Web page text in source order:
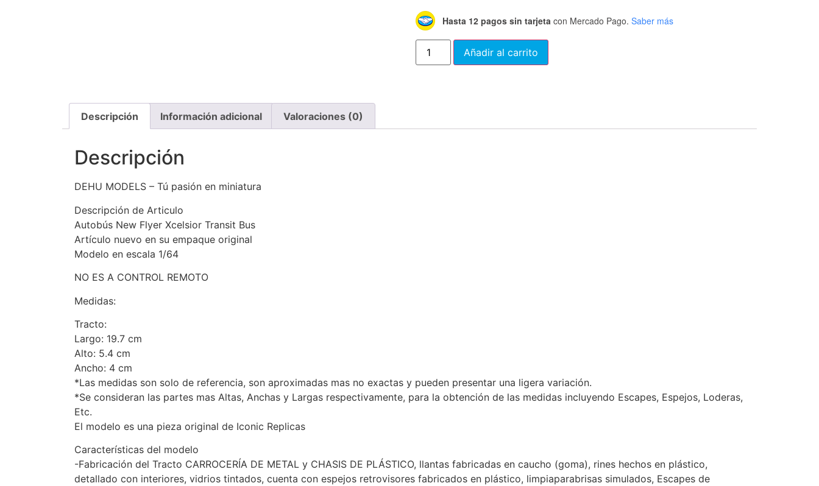
Hasta 12 pagos sin tarjeta con Mercado Pago. Saber más
Añadir al carrito
Descripción Información adicional Valoraciones (0)
Descripción
DEHU MODELS – Tú pasión en miniatura
Descripción de Articulo
Autobús New Flyer Xcelsior Transit Bus
Artículo nuevo en su empaque original
Modelo en escala 1/64
NO ES A CONTROL REMOTO
Medidas:
Tracto:
Largo: 19.7 cm
Alto: 5.4 cm
Ancho: 4 cm
*Las medidas son solo de referencia, son aproximadas mas no exactas y pueden presentar una ligera variación.
*Se consideran las partes mas Altas, Anchas y Largas respectivamente, para la obtención de las medidas incluyendo Escapes, Espejos, Loderas,
Etc.
El modelo es una pieza original de Iconic Replicas
Características del modelo
-Fabricación del Tracto CARROCERÍA DE METAL y CHASIS DE PLÁSTICO, llantas fabricadas en caucho (goma), rines hechos en plástico,
detallado con interiores, vidrios tintados, cuenta con espejos retrovisores fabricados en plástico, limpiaparabrisas simulados, Escapes de